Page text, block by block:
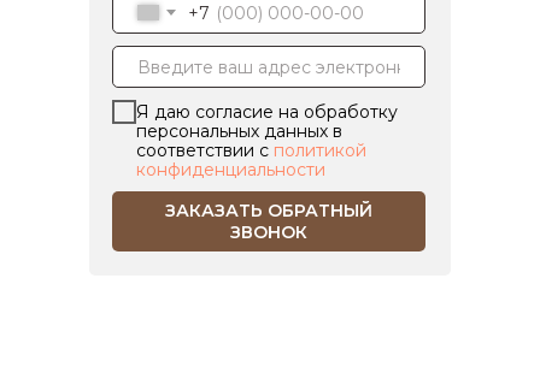
+7
Я даю согласие на обработку
персональных данных в
соответствии с политикой
конфиденциальности
ЗАКАЗАТЬ ОБРАТНЫЙ
ЗВОНОК